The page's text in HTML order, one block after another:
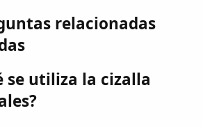
relacionadas
se utiliza la cizalla